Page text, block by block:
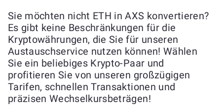
Sie möchten nicht ETH in AXS konvertieren?
Es gibt keine Beschränkungen für die
Kryptowährungen, die Sie für unseren
Austauschservice nutzen können! Wählen
Sie ein beliebiges Krypto-Paar und
profitieren Sie von unseren großzügigen
Tarifen, schnellen Transaktionen und
präzisen Wechselkursbeträgen!